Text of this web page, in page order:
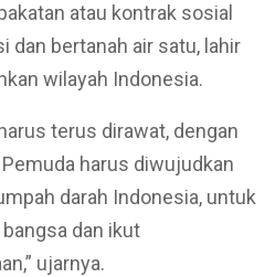
atau kontrak sosial
dan bertanah air satu, lahir
wilayah Indonesia.
terus dirawat, dengan
harus diwujudkan
darah Indonesia, untuk
dan ikut
ujarnya.